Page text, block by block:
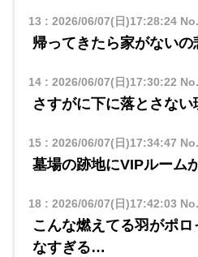
13 : 2026/06/07(日)17:28:24
帰ってきたら家がないの
14: 2026/06/07(日)17:30:22
さすがに下に落とさな
15: 2026/06/07(日)17:34:47
墓場の跡地にVIPルーム
18: 2026/06/07(日)17:42:03
こんな燃えてる羽がポ
なすぎる…